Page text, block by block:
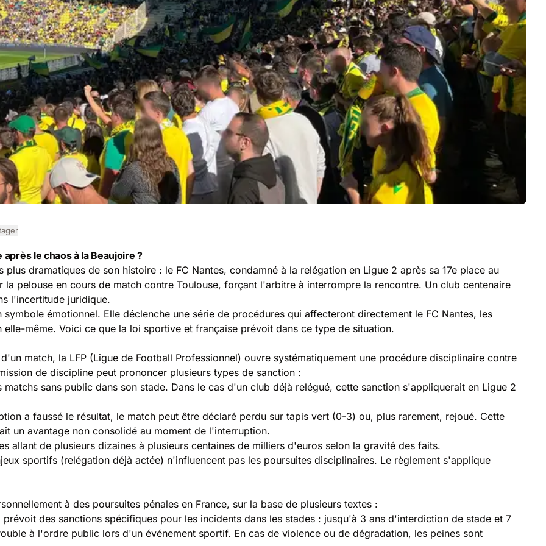
le chaos à la Beaujoire ?
dramatiques de son histoire : le FC Nantes, condamné à la relégation en Ligue 2 après sa 17e place au
la pelouse en cours de match contre Toulouse, forçant l'arbitre à interrompre la rencontre. Un club centenaire
l'incertitude juridique.
émotionnel. Elle déclenche une série de procédures qui affecteront directement le FC Nantes, les
même. Voici ce que la loi sportive et française prévoit dans ce type de situation.
match, la LFP (Ligue de Football Professionnel) ouvre systématiquement une procédure disciplinaire contre
de discipline peut prononcer plusieurs types de sanction :
sans public dans son stade. Dans le cas d'un club déjà relégué, cette sanction s'appliquerait en Ligue 2
a faussé le résultat, le match peut être déclaré perdu sur tapis vert (0-3) ou, plus rarement, rejoué. Cette
un avantage non consolidé au moment de l'interruption.
allant de plusieurs dizaines à plusieurs centaines de milliers d'euros selon la gravité des faits.
sportifs (relégation déjà actée) n'influencent pas les poursuites disciplinaires. Le règlement s'applique
à des poursuites pénales en France, sur la base de plusieurs textes :
des sanctions spécifiques pour les incidents dans les stades : jusqu'à 3 ans d'interdiction de stade et 7
à l'ordre public lors d'un événement sportif. En cas de violence ou de dégradation, les peines sont